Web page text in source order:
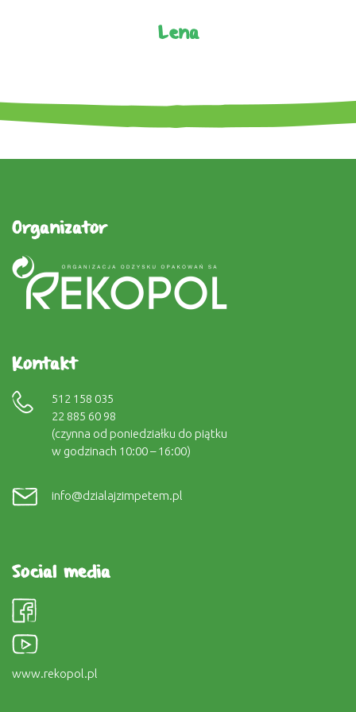
Lena
Organizator
Kontakt
512 158 035
22 885 60 98
(czynna od poniedziałku do piątku
w godzinach 10:00 – 16:00)
info@dzialajzimpetem.pl
Social media
www.rekopol.pl